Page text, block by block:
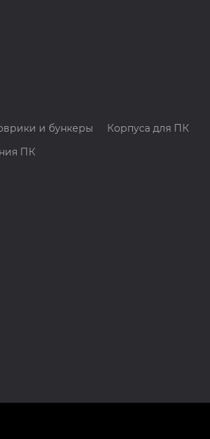
и бункеры
Корпуса для ПК
ПК